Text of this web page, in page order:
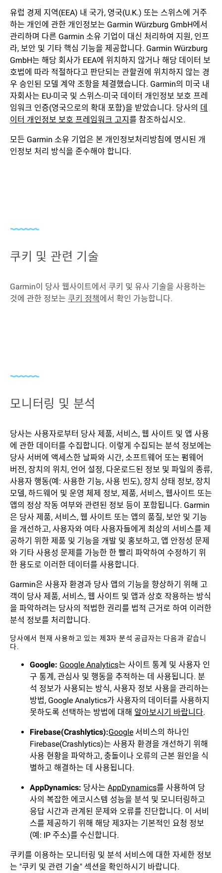
유럽 경제 지역(EEA) 내 국가, 영국(U.K.) 또는 스위스에 거주
하는 개인에 관한 개인정보는 Garmin Würzburg GmbH에서
관리하며 다른 Garmin 소유 기업이 대신 처리하여 지원, 인프
라, 보안 및 기타 핵심 기능을 제공합니다. Garmin Würzburg
GmbH는 해당 회사가 EEA에 위치하지 않거나 해당 데이터 보
호법에 따라 적절하다고 판단되는 관할권에 위치하지 않는 경
우 승인된 모델 계약 조항을 체결했습니다. Garmin의 미국 내
자회사는 EU-미국 및 스위스-미국 데이터 개인정보 보호 프레
임워크 인증(영국으로의 확대 포함)을 받았습니다. 당사의 데
이터 개인정보 보호 프레임워크 고지 를 참조하십시오.
모든 Garmin 소유 기업은 본 개인정보처리방침에 명시된 개
인정보 처리 방식을 준수해야 합니다.
쿠키 및 관련 기술
Garmin이 당사 웹사이트에서 쿠키 및 유사 기술을 사용하는
것에 관한 정보는 쿠키 정책에서 확인 가능합니다.
모니터링 및 분석
당사는 사용자로부터 당사 제품, 서비스, 웹 사이트 및 앱 사용
에 관한 데이터를 수집합니다. 이렇게 수집되는 분석 정보에는
당사 서버에 액세스한 날짜와 시간, 소프트웨어 또는 펌웨어
버전, 장치의 위치, 언어 설정, 다운로드된 정보 및 파일의 종류,
사용자 행동(예: 사용한 기능, 사용 빈도), 장치 상태 정보, 장치
모델, 하드웨어 및 운영 체제 정보, 제품, 서비스, 웹사이트 또는
앱의 정상 작동 여부와 관련된 정보 등이 포함됩니다. Garmin
은 당사 제품, 서비스, 웹 사이트 또는 앱의 품질, 보안 및 기능
을 개선하고, 사용자와 여타 사용자들에게 최상의 서비스를 제
공하기 위한 제품 및 기능을 개발 및 홍보하고, 앱 안정성 문제
와 기타 사용성 문제를 가능한 한 빨리 파악하여 수정하기 위
한 용도로 이러한 데이터를 사용합니다.
Garmin은 사용자 환경과 당사 앱의 기능을 향상하기 위해 고
객이 당사 제품, 서비스, 웹 사이트 및 앱과 상호 작용하는 방식
을 파악하려는 당사의 적법한 권리를 법적 근거로 하여 이러한
분석 정보를 처리합니다.
당사에서 현재 사용하고 있는 제3자 분석 공급자는 다음과 같습니
다.
Google: Google Analytics는 사이트 통계 및 사용자 인
구 통계, 관심사 및 행동을 추적하는 데 사용됩니다. 분
석 정보가 사용되는 방식, 사용자 정보 사용을 관리하는
방법, Google Analytics가 사용자의 데이터를 사용하지
못하도록 선택하는 방법에 대해 알아보시기 바랍니다.
Firebase(Crashlytics):Google 서비스의 하나인
Firebase(Crashlytics)는 사용자 환경을 개선하기 위해
사용 현황을 파악하고, 충돌이나 오류의 근본 원인을 식
별하고 해결하는 데 사용됩니다.
AppDynamics: 당사는 AppDynamics를 사용하여 당
사의 복잡한 에코시스템 성능을 분석 및 모니터링하고
응답 시간과 관계된 문제와 오류를 진단합니다. 이 서비
스를 제공하기 위해 해당 제3자는 기본적인 요청 정보
(예: IP 주소)를 수신합니다.
쿠키를 이용하는 모니터링 및 분석 서비스에 대한 자세한 정보
는 "쿠키 및 관련 기술" 섹션을 확인하시기 바랍니다.